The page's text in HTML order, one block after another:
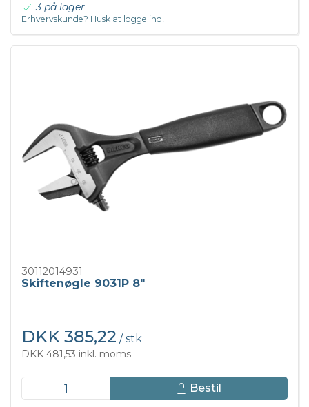
3 på lager
Erhvervskunde? Husk at logge ind!
30112014931
Skiftenøgle 9031P 8"
DKK 385,22 / stk
DKK 481,53 inkl. moms
Bestil